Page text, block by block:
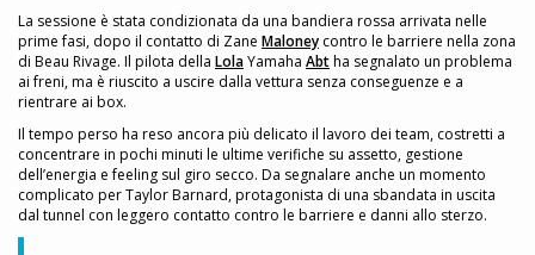
La sessione è stata condizionata da una bandiera rossa arrivata nelle
prime fasi, dopo il contatto di Zane Maloney contro le barriere nella zona
di Beau Rivage. Il pilota della LolaYamaha Abtha segnalato un problema
ai freni, ma è riuscito a uscire dalla vettura senza conseguenze e a
rientrare ai box.
Il tempo perso ha reso ancora più delicato il lavoro dei team, costretti a
concentrare in pochi minuti le ultime verifiche su assetto, gestione
dell’energia e feeling sul giro secco. Da segnalare anche un momento
complicato per Taylor Barnard, protagonista di una sbandata in uscita
dal tunnel con leggero contatto contro le barriere e danni allo sterzo.